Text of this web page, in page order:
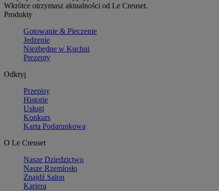
Wkrótce otrzymasz aktualności od Le Creuset.
Produkty
Gotowanie & Pieczenie
Jedzenie
Niezbędne w Kuchni
Prezenty
Odkryj
Przepisy
Historie
Usługi
Konkurs
Karta Podarunkowa
O Le Creuset
Nasze Dziedzictwo
Nasze Rzemiosło
Znajdź Salon
Kariera